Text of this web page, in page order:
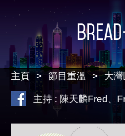
主頁 節目重溫 大
主持 : 陳天麟Fred、